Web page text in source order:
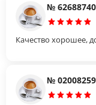
№
Качество хорошее,
№